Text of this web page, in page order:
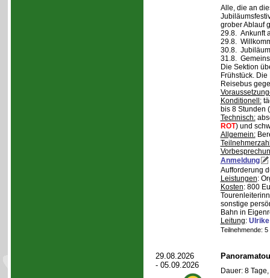
Alle, die an
grober Ablauf
29.8. Ankunft
29.8.
30.8.
31.8.
Die Sektion
Frühstück.
Reisebus
Konditionell:
bis 8 Stunden
Technisch:
ROT) und
Allgemein:
Anmeldung
Aufforderung
Leistungen:
Kosten: 800
sonstige
Bahn in
Leitung:
Teilnehmende:
29.08.2026
- 05.09.2026
Dauer: 8